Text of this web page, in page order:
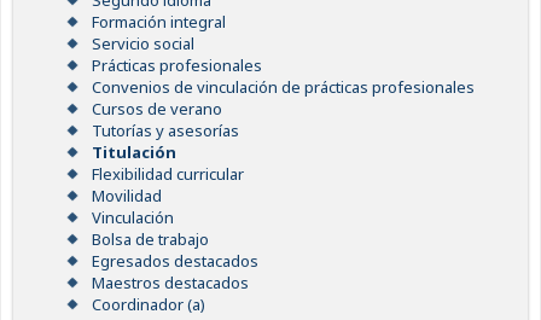
Formación integral
Servicio social
Prácticas profesionales
Convenios de vinculación de prácticas profesionales
Cursos de verano
Tutorías y asesorías
Titulación
Flexibilidad curricular
Movilidad
Vinculación
Bolsa de trabajo
Egresados destacados
Maestros destacados
Coordinador (a)